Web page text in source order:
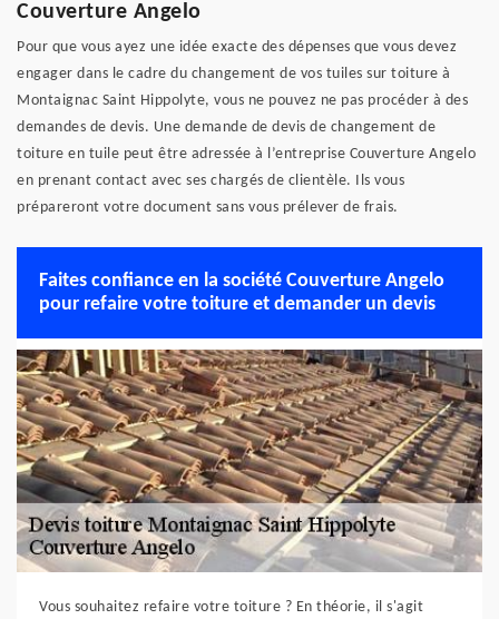
Couverture Angelo
Pour que vous ayez une idée exacte des dépenses que vous devez
engager dans le cadre du changement de vos tuiles sur toiture à
Montaignac Saint Hippolyte, vous ne pouvez ne pas procéder à des
demandes de devis. Une demande de devis de changement de
toiture en tuile peut être adressée à l’entreprise Couverture Angelo
en prenant contact avec ses chargés de clientèle. Ils vous
prépareront votre document sans vous prélever de frais.
Faites confiance en la société Couverture Angelo
pour refaire votre toiture et demander un devis
Vous souhaitez refaire votre toiture ? En théorie, il s'agit